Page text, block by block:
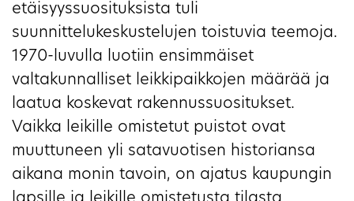
etäisyyssuosituksista tuli
suunnittelukeskustelujen toistuvia teemoja.
1970-luvulla luotiin ensimmäiset
valtakunnalliset leikkipaikkojen määrää ja
laatua koskevat rakennussuositukset.
Vaikka leikille omistetut puistot ovat
muuttuneen yli satavuotisen historiansa
aikana monin tavoin, on ajatus kaupungin